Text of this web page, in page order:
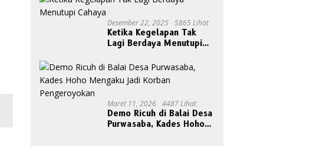
Desember 22, 2025 5865 Lihat
Ketika Kegelapan Tak
Lagi Berdaya Menutupi
Maret 11, 2026 4487 Lihat
Demo Ricuh di Balai Desa
Purwasaba, Kades Hoho